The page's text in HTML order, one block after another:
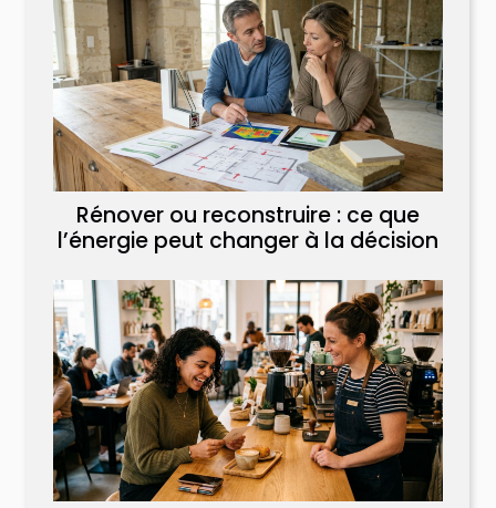
Rénover ou reconstruire : ce que
l’énergie peut changer à la décision